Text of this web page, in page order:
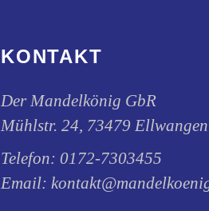
KONTAKT
Der Mandelkönig GbR
Mühlstr. 24, 73479 Ellwangen
Telefon:0172-7303455
Email: